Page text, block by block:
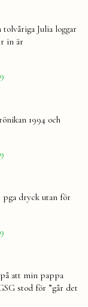
Julia loggar
in är
1994 och
dryck utan för
att min pappa
stod för ”går det